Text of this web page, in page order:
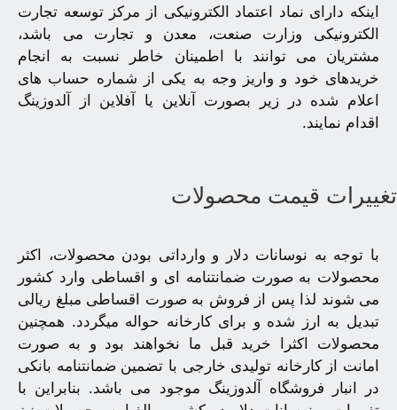
اینکه دارای نماد اعتماد الکترونیکی از مرکز توسعه تجارت
الکترونیکی وزارت صنعت، معدن و تجارت می باشد،
مشتریان می توانند با اطمینان خاطر نسبت به انجام
خریدهای خود و واریز وجه به یکی از شماره حساب های
اعلام شده در زیر بصورت آنلاین یا آفلاین از آلدوزینگ
اقدام نمایند.
تغییرات قیمت محصولات
با توجه به نوسانات دلار و وارداتی بودن محصولات، اکثر
محصولات به صورت ضمانتنامه ای و اقساطی وارد کشور
می شوند لذا پس از فروش به صورت اقساطی مبلغ ریالی
تبدیل به ارز شده و برای کارخانه حواله میگردد. همچنین
محصولات اکثرا خرید قبل ما نخواهند بود و به صورت
امانت از کارخانه تولیدی خارجی با تضمین ضمانتنامه بانکی
در انبار فروشگاه آلدوزینگ موجود می باشد. بنابراین با